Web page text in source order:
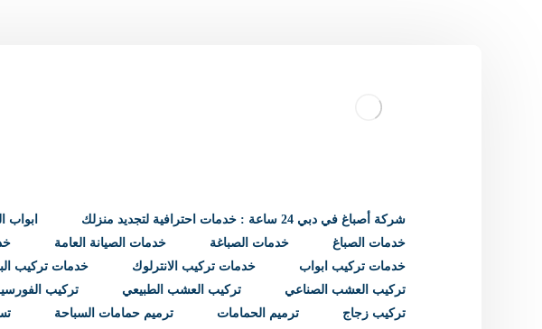
شركة أصباغ في دبي 24 ساعة : خدمات احترافية لتجديد منزلك ابواب
خدمات الصباغ
خدمات الصباغة خدمات الصيانة العامة
خدمات تركيب ابواب
خدمات تركيب الانترلوك خدمات تركيب
تركيب العشب الصناعي
تركيب العشب الطبيعي تركيب
تركيب زجاج
ترميم الحمامات ترميم حمامات السباحة